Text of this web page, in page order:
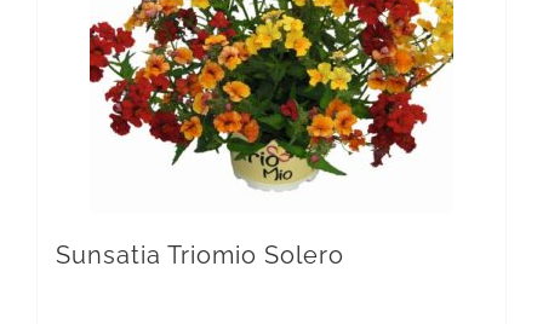
Sunsatia Triomio Solero